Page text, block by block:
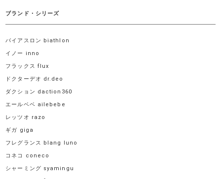
ブランド・シリーズ
バイアスロン biathlon
イノー inno
フラックス flux
ドクターデオ dr.deo
ダクション daction360
エールベベ ailebebe
レッツオ razo
ギガ giga
フレグランス blang luno
コネコ coneco
シャーミング syamingu